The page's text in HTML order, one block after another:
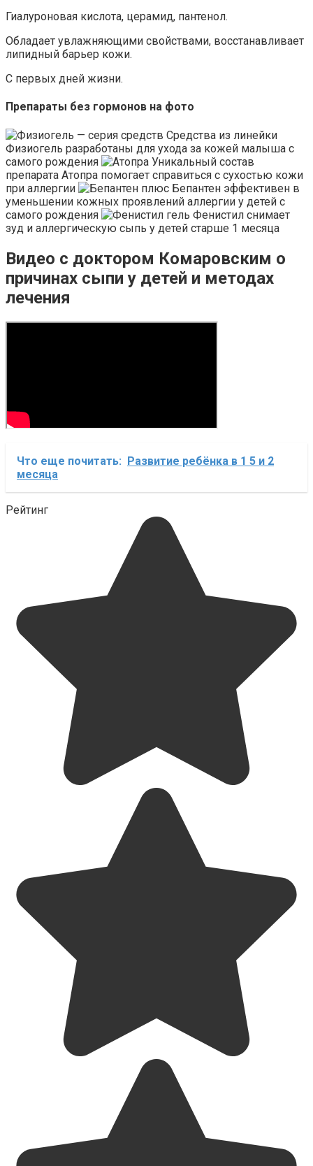
Гиалуроновая кислота, церамид, пантенол.
Обладает увлажняющими свойствами, восстанавливает
липидный барьер кожи.
С первых дней жизни.
Препараты без гормонов на фото
Средства из линейки
Физиогель разработаны для ухода за кожей малыша с
самого рождения
Уникальный состав
препарата Атопра помогает справиться с сухостью кожи
при аллергии
Бепантен эффективен в
уменьшении кожных проявлений аллергии у детей с
самого рождения
Фенистил снимает
зуд и аллергическую сыпь у детей старше 1 месяца
Видео с доктором Комаровским о
причинах сыпи у детей и методах
лечения
Что еще почитать: Развитие ребёнка в 1 5 и 2
месяца
Рейтинг